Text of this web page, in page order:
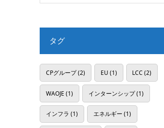
タグ
CPグループ(2) EU (1) LCC (2)
WAOJE (1) インターンシップ(1)
インフラ (1) エネルギー (1)